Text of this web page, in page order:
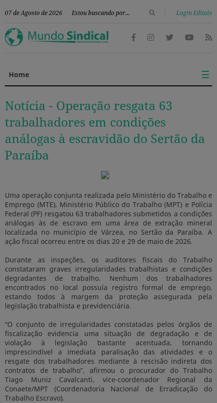
07 de Agosto de 2026 Login Editais
Home ☰
Notícia - Operação resgata 63
trabalhadores em condições
análogas à escravidão do Sertão da
Paraíba
Uma operação conjunta realizada pelo Ministério do Trabalho e
Emprego (MTE), Ministério Público do Trabalho (MPT) e Polícia
Federal (PF) resgatou 63 trabalhadores submetidos a condições
análogas às de escravo em uma área de extração mineral
localizada no município de Várzea, no Sertão da Paraíba. A
ação fiscal ocorreu entre os dias 20 e 29 de maio de 2026.
Durante as inspeções, os auditores fiscais do Trabalho
constataram graves irregularidades trabalhistas e condições
degradantes de trabalho. Nenhum dos trabalhadores
encontrados no local possuía registro formal de emprego,
estando todos à margem da proteção assegurada pela
legislação trabalhista e previdenciária.
“O conjunto de irregularidades constatadas pelos órgãos de
fiscalização evidencia uma situação de degradação e de
violação à legislação bastante acentuada, tornando
imprescindível a imediata paralisação das atividades e o
resgate dos trabalhadores mediante à rescisão indireta dos
contratos de trabalho”, afirmou o procurador do Trabalho
Tiago Muniz Cavalcanti, vice-coordenador Regional da
Conaete/MPT (Coordenadoria Nacional de Erradicação do
Trabalho Escravo).